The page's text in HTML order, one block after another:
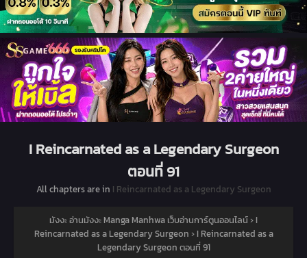
I Reincarnated as a Legendary Surgeon
ตอนที่ 91
All chapters are in I Reincarnated as a Legendary Surgeon
มังงะ อ่านมังงะ Manga Manhwa เว็บอ่านการ์ตูนออนไลน์› I
Reincarnated as a Legendary Surgeon › I Reincarnated as a
Legendary Surgeon ตอนที่ 91